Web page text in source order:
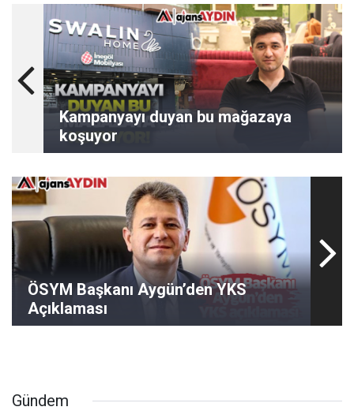
Kampanyayı duyan bu mağazaya
koşuyor
ÖSYM Başkanı Aygün’den YKS
Açıklaması
Gündem